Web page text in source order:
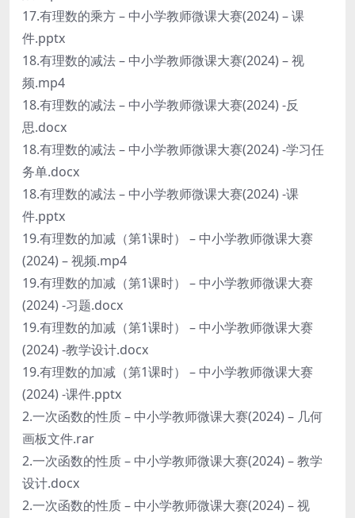
17.有理数的乘方 – 中小学教师微课大赛(2024) – 课
件.pptx
18.有理数的减法 – 中小学教师微课大赛(2024) – 视
频.mp4
18.有理数的减法 – 中小学教师微课大赛(2024) -反
思.docx
18.有理数的减法 – 中小学教师微课大赛(2024) -学习任
务单.docx
18.有理数的减法 – 中小学教师微课大赛(2024) -课
件.pptx
19.有理数的加减（第1课时） – 中小学教师微课大赛
(2024) – 视频.mp4
19.有理数的加减（第1课时） – 中小学教师微课大赛
(2024) -习题.docx
19.有理数的加减（第1课时） – 中小学教师微课大赛
(2024) -教学设计.docx
19.有理数的加减（第1课时） – 中小学教师微课大赛
(2024) -课件.pptx
2.一次函数的性质 – 中小学教师微课大赛(2024) – 几何
画板文件.rar
2.一次函数的性质 – 中小学教师微课大赛(2024) – 教学
设计.docx
2.一次函数的性质 – 中小学教师微课大赛(2024) – 视